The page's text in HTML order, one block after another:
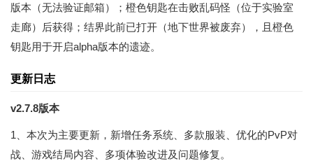
版本（无法验证邮箱）；橙色钥匙在击败乱码怪（位于实验室
走廊）后获得；结界此前已打开（地下世界被废弃），且橙色
钥匙用于开启alpha版本的遗迹。
更新日志
v2.7.8版本
1、本次为主要更新，新增任务系统、多款服装、优化的PvP对
战、游戏结局内容、多项体验改进及问题修复。